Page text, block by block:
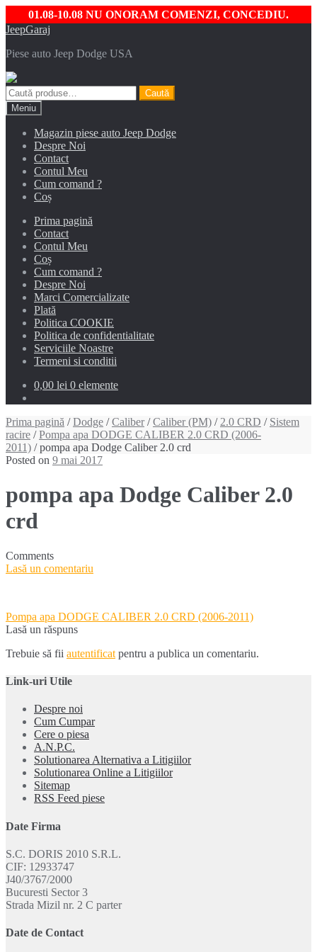
01.08-10.08 NU ONORAM COMENZI, CONCEDIU.
Sari
navigare
Sari
conținut
JeepGaraj
Piese auto Jeep Dodge USA
Caută
după:
Caută
Meniu
Magazin piese auto Jeep Dodge
Despre Noi
Contact
Contul Meu
Cum comand ?
Coș
Prima pagină
Contact
Contul Meu
Coș
Cum comand ?
Despre Noi
Marci Comercializate
Plată
Politica COOKIE
Politica de confidentialitate
Serviciile Noastre
Termeni si conditii
0,00 lei 0 elemente
Prima pagină /Dodge /Caliber/Caliber (PM) / 2.0 CRD / Sistem
racire /Pompa apa DODGE CALIBER 2.0 CRD (2006-
2011) / pompa apa Dodge Caliber 2.0 crd
Posted on 9 mai 2017
pompa apa Dodge Caliber 2.0
crd
Comments
Lasă un comentariu
Navigare
în
Pompa apa DODGE CALIBER 2.0 CRD (2006-2011)
Lasă un răspuns
Trebuie să fii autentificat pentru a publica un comentariu.
Link-uri Utile
Despre noi
Cum Cumpar
Cere o piesa
A.N.P.C.
Solutionarea Alternativa a Litigiilor
Solutionarea Online a Litigiilor
Sitemap
RSS Feed piese
Date Firma
S.C. DORIS 2010 S.R.L.
CIF: 12933747
J40/3767/2000
Bucuresti Sector 3
Strada Mizil nr. 2 C parter
Date de Contact